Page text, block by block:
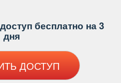
доступ бесплатно на 3
дня
ДОСТУП